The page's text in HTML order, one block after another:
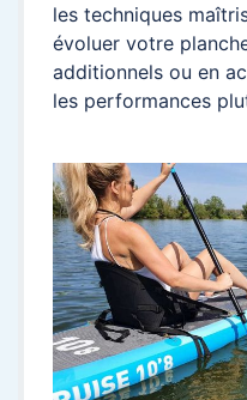
les techniques
évoluer votre
additionnels ou en
les performances